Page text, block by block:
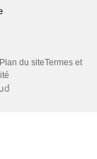
du siteTermes et